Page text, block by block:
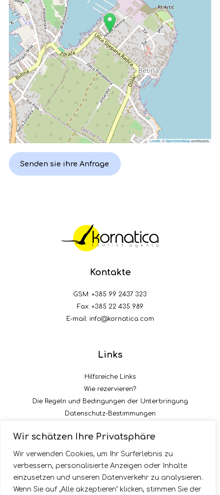
Wir schätzen Ihre Privatsphäre
Wir verwenden Cookies, um Ihr Surferlebnis zu
verbessern, personalisierte Anzeigen oder Inhalte
einzusetzen und unseren Datenverkehr zu analysieren.
Wenn Sie auf „Alle akzeptieren" klicken, stimmen Sie der
Leaflet , © OpenStreetMap contributors
Senden sie ihre Anfrage
Kontakte
GSM: +385 99 2437 323
Fax: +385 22 435 989
E-mail: info@kornatica.com
Links
Hilfsreiche Links
Wie rezervieren?
Die Regeln und Bedingungen der Unterbringung
Datenschutz-Bestimmungen
Folgen Sie uns